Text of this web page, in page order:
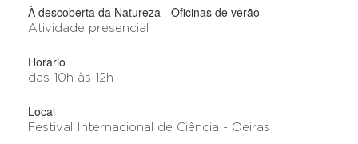
À descoberta da Natureza - Oficinas de verão
Atividade presencial
Horário
das 10h às 12h
Local
Festival Internacional de Ciência - Oeiras